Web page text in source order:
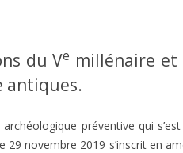
du Ve millénaire
antiques.
archéologique préventive qui
29 novembre 2019 s’inscrit en